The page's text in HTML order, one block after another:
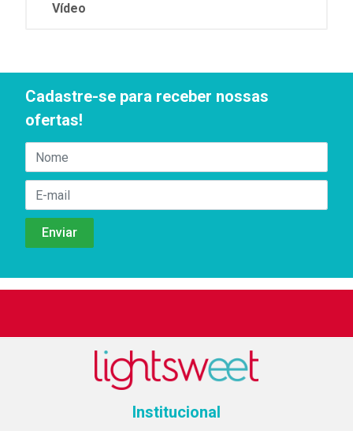
Vídeo
Cadastre-se para receber nossas
ofertas!
Institucional